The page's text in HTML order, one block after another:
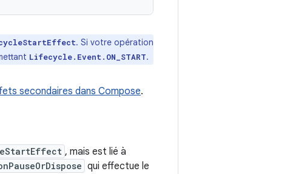
. Si votre opération
Lifecycle.Event.ON_START.
secondaires dans Compose.
, mais est lié à
qui effectue le